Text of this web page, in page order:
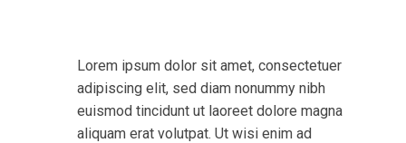
Lorem ipsum dolor sit amet, consectetuer
adipiscing elit, sed diam nonummy nibh
euismod tincidunt ut laoreet dolore magna
aliquam erat volutpat. Ut wisi enim ad